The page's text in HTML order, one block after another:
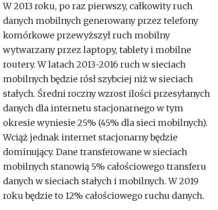
W 2013 roku, po raz pierwszy, całkowity ruch
danych mobilnych generowany przez telefony
komórkowe przewyższył ruch mobilny
wytwarzany przez laptopy, tablety i mobilne
routery. W latach 2013-2016 ruch w sieciach
mobilnych będzie rósł szybciej niż w sieciach
stałych. Średni roczny wzrost ilości przesyłanych
danych dla internetu stacjonarnego w tym
okresie wyniesie 25% (45% dla sieci mobilnych).
Wciąż jednak internet stacjonarny będzie
dominujący. Dane transferowane w sieciach
mobilnych stanowią 5% całościowego transferu
danych w sieciach stałych i mobilnych. W 2019
roku będzie to 12% całościowego ruchu danych.